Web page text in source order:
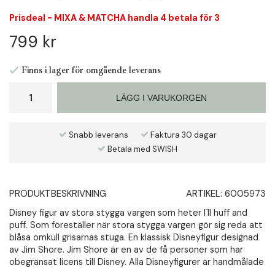
Prisdeal - MIXA & MATCHA handla 4 betala för 3
799 kr
Finns i lager för omgående leverans
LÄGG I VARUKORGEN
Snabb leverans
Faktura 30 dagar
Betala med SWISH
PRODUKTBESKRIVNING ARTIKEL: 6005973
Disney figur av stora stygga vargen som heter I´ll huff and
puff. Som föreställer när stora stygga vargen gör sig reda att
blåsa omkull grisarnas stuga. En klassisk Disneyfigur designad
av Jim Shore. Jim Shore är en av de få personer som har
obegränsat licens till Disney. Alla Disneyfigurer är handmålade